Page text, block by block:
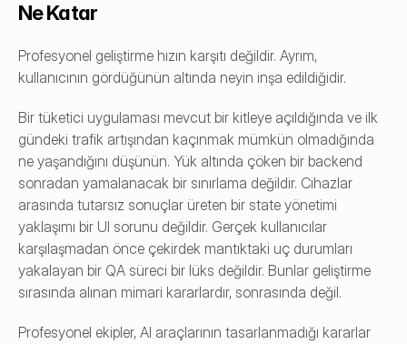
Ne Katar
Profesyonel geliştirme hızın karşıtı değildir. Ayrım,
kullanıcının gördüğünün altında neyin inşa edildiğidir.
Bir tüketici uygulaması mevcut bir kitleye açıldığında ve ilk
gündeki trafik artışından kaçınmak mümkün olmadığında
ne yaşandığını düşünün. Yük altında çöken bir backend
sonradan yamalanacak bir sınırlama değildir. Cihazlar
arasında tutarsız sonuçlar üreten bir state yönetimi
yaklaşımı bir UI sorunu değildir. Gerçek kullanıcılar
karşılaşmadan önce çekirdek mantıktaki uç durumları
yakalayan bir QA süreci bir lüks değildir. Bunlar geliştirme
sırasında alınan mimari kararlardır, sonrasında değil.
Profesyonel ekipler, AI araçlarının tasarlanmadığı kararlar